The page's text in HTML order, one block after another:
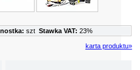
szt Stawka VAT: 23%
karta produktu»